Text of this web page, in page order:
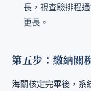
長，視查驗排程
更長。
第五步：繳納關
海關核定完畢後，系